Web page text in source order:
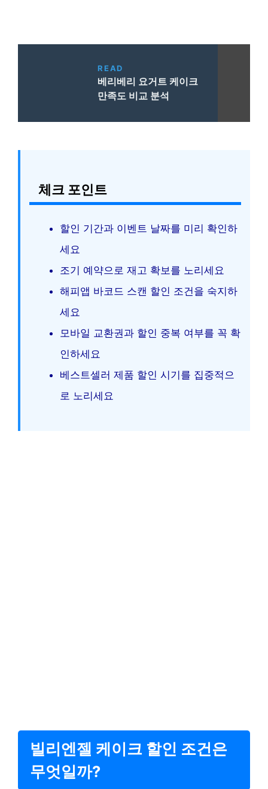
READ
베리베리 요거트 케이크
만족도 비교 분석
체크 포인트
할인 기간과 이벤트 날짜를 미리 확인하
세요
조기 예약으로 재고 확보를 노리세요
해피앱 바코드 스캔 할인 조건을 숙지하
세요
모바일 교환권과 할인 중복 여부를 꼭 확
인하세요
베스트셀러 제품 할인 시기를 집중적으
로 노리세요
빌리엔젤 케이크 할인 조건은
무엇일까?